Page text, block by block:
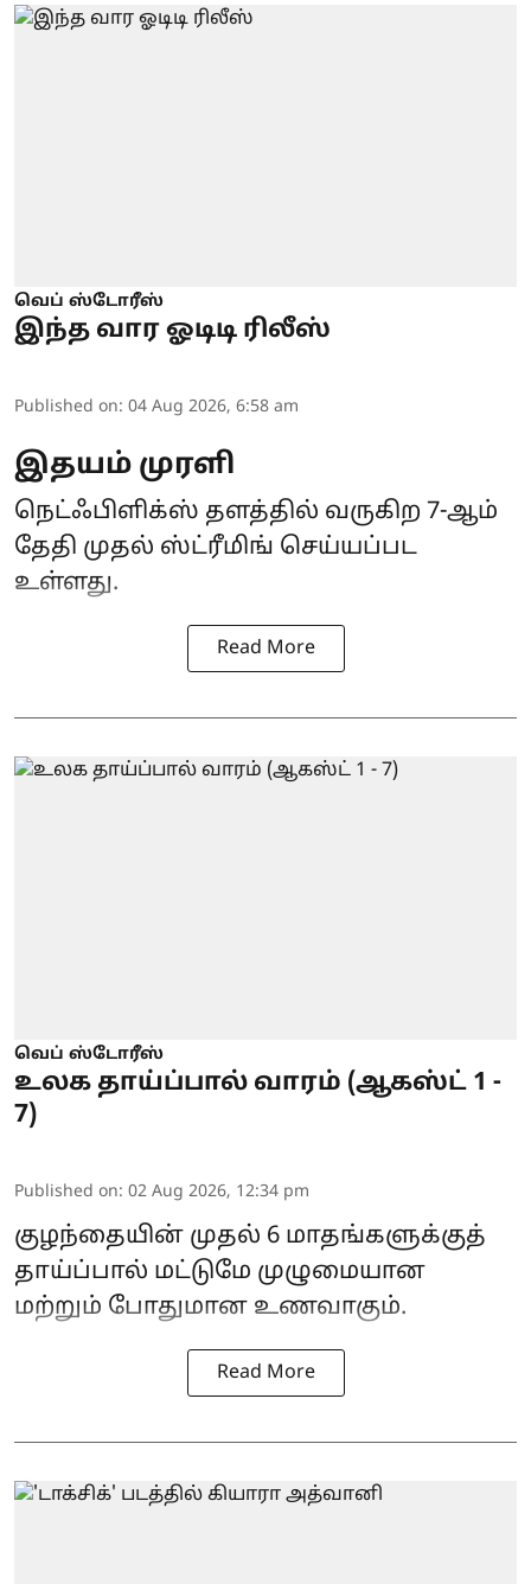
வெப் ஸ்டோரீஸ்
இந்த வார ஓடிடி ரிலீஸ்
Published on: 04 Aug 2026, 6:58 am
இதயம் முரளி
நெட்ஃபிளிக்ஸ் தளத்தில் வருகிற 7-ஆம்
தேதி முதல் ஸ்ட்ரீமிங் செய்யப்பட
உள்ளது.
Read More
வெப் ஸ்டோரீஸ்
உலக தாய்ப்பால் வாரம் (ஆகஸ்ட் 1 -
7)
Published on: 02 Aug 2026, 12:34 pm
குழந்தையின் முதல் 6 மாதங்களுக்குத்
தாய்ப்பால் மட்டுமே முழுமையான
மற்றும் போதுமான உணவாகும்.
Read More